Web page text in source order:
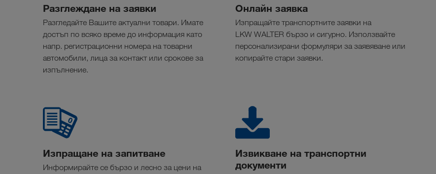
Разглеждане на заявки
Разгледайте Вашите актуални товари. Имате
достъп по всяко време до информация като
напр. регистрационни номера на товарни
автомобили, лица за контакт или срокове за
изпълнение.
Онлайн заявка
Изпращайте транспортните заявки на
LKW WALTER бързо и сигурно. Използвайте
персонализирани формуляри за заявяване или
копирайте стари заявки.
Изпращане на запитване
Информирайте се бързо и лесно за цени на
Извикване на транспортни
документи